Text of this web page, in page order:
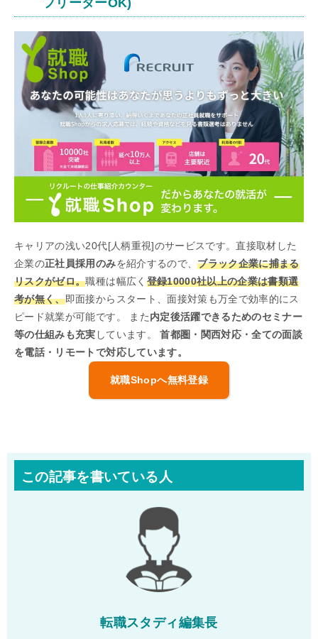
キャリアの浅い20代[人柄重視]のサービスです。直接取材した
企業の正社員採用のみを紹介するので、ブラック企業に捕まる
リスクがゼロ。職種は幅広く 登録10000社以上の企業は書類選
考が無く、即面接からスタート、面接対策も万全で効率的にス
ピード就業が可能です。 また内定後活躍できるためのセミナー
等の仕組みも充実 しています。首都圏・関西対応・全ての面談
を電話・リモートで対応しています。
就職Shopへ無料登録
この記事を書いている人
転職スタディ編集長